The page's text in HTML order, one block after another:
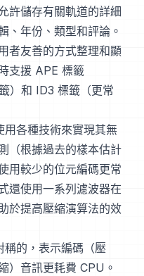
許儲存有關軌道的詳細
、年份、類型和評論。
者友善的方式整理和顯
支援 APE 標籤
）和 ID3 標籤（更常
各種技術來實現其無
（根據過去的樣本估計
用較少的位元編碼更常
還使用一系列濾波器在
於提高壓縮演算法的效
的，表示編碼（壓
）音訊更耗費 CPU。